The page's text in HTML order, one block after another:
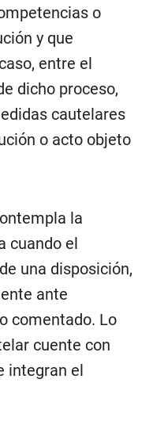
o
y que
entre el
dicho proceso,
cautelares
o acto objeto
la
cuando el
una disposición,
ante
comentado. Lo
cuente con
integran el